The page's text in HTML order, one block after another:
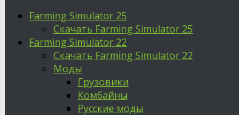
Farming Simulator 25
Скачать Farming Simulator 25
Farming Simulator 22
Скачать Farming Simulator 22
Моды
Грузовики
Комбайны
Русские моды